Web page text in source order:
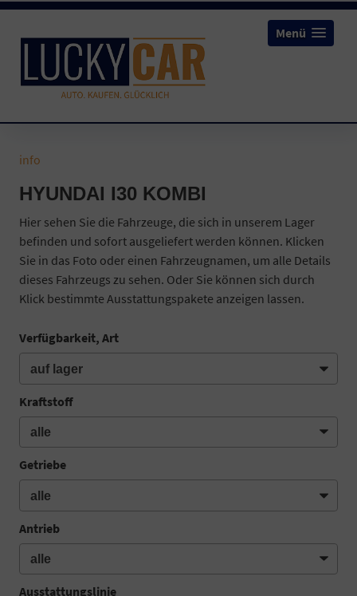
Menü
info
HYUNDAI I30 KOMBI
Hier sehen Sie die Fahrzeuge, die sich in unserem Lager
befinden und sofort ausgeliefert werden können. Klicken
Sie in das Foto oder einen Fahrzeugnamen, um alle Details
dieses Fahrzeugs zu sehen. Oder Sie können sich durch
Klick bestimmte Ausstattungspakete anzeigen lassen.
Verfügbarkeit, Art
Kraftstoff
Getriebe
Antrieb
Ausstattungslinie